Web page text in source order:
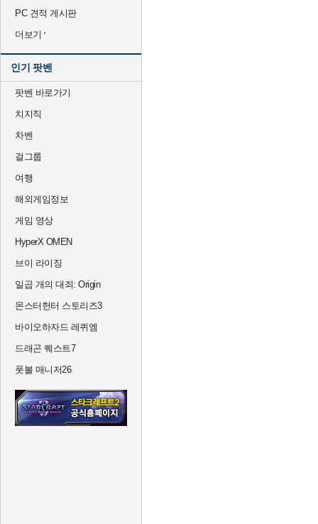
PC 견적 게시판
더보기
인기 팟벤
팟벤 바로가기
치지직
차벤
걸그룹
여행
해외게임정보
게임 영상
HyperX OMEN
브이 라이징
일곱 개의 대죄: Origin
몬스터헌터 스토리즈3
바이오하자드 레퀴엠
드래곤 퀘스트7
풋볼 매니저26